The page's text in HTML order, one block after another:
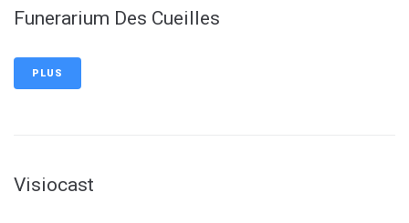
Funerarium Des Cueilles
PLUS
Visiocast